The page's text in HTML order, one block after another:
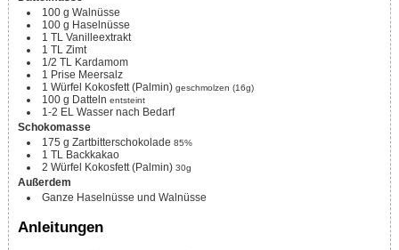
100 g Walnüsse
100 g Haselnüsse
1 TL Vanilleextrakt
1 TL Zimt
1/2 TL
Kardamom
1 Prise Meersalz
1 Würfel Kokosfett (Palmin) geschmolzen (16g)
100 g Datteln entsteint
1-2 EL Wasser nach Bedarf
Schokomasse
175 g Zartbitterschokolade 85%
1 TL
Backkakao
2 Würfel Kokosfett (Palmin) 30g
Außerdem
Ganze Haselnüsse und Walnüsse
Anleitungen